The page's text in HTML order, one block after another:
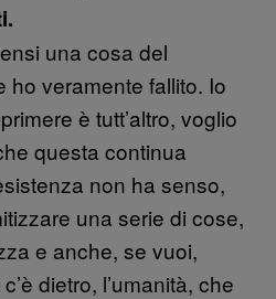
una cosa del
ho veramente fallito. Io
è tutt’altro, voglio
questa continua
non ha senso,
una serie di cose,
e anche, se vuoi,
dietro, l’umanità, che